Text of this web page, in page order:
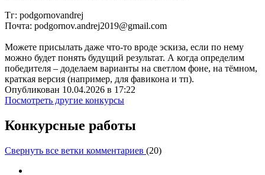
Тг: podgornovandrej
Почта: podgornov.andrej2019@gmail.com
Можете присылать даже что-то вроде эскиза, если по нему
можно будет понять будущий результат. А когда определим
победителя – доделаем варианты на светлом фоне, на тёмном,
краткая версия (например, для фавикона и тп).
Опубликован 10.04.2026 в 17:22
Посмотреть другие конкурсы
Конкурсные работы
Свернуть все ветки комментариев (20)